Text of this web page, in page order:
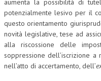
ECONOMIA DELL’ARTE
HUMAN RESOURCES
RISORSE UMANE
aumenta la possibilità di
potenzialmente lesivo per il
questo orientamento
novità legislative, tese ad
alla riscossione delle
soppressione dell’iscrizione
nell’atto di accertamento, dell’